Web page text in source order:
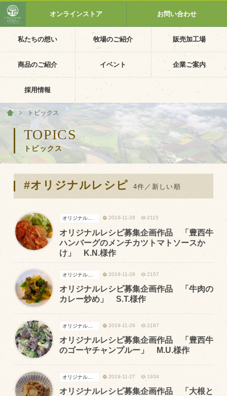
私たちの想い 牧場のご紹介 販売加工場
商品のご紹介 イベント 企業ご案内
採用情報
オンラインストア お問い合わせ
TOPICS
トピックス
ホーム
トピックス
#オリジナルレシピ 4件／新しい順
2019-11-28 2115
オリジナルレシピ募集企画作品 「豊西牛
ハンバーグのメンチカツトマトソースか
け」 K.N.様作
オリジナル投稿レシピ
2019-11-28 2157
オリジナルレシピ募集企画作品 「牛肉の
カレー炒め」 S.T.様作
オリジナル投稿レシピ
2019-11-28 2187
オリジナルレシピ募集企画作品 「豊西牛
のゴーヤチャンプルー」 M.U.様作
オリジナル投稿レシピ
2019-11-27 1934
オリジナルレシピ募集企画作品 「大根と
オリジナル投稿レシピ
ホーム
私たちの想い
PV動画
イベントカレンダー
イベント一覧
採用情報
企業ご案内
会社概要・沿革
個人情報保護方針
トピックス（新着順）
お知らせ
お客様の声
オリジナル投稿レシピ
十勝帯広の観光
採用情報
牧場の仕事